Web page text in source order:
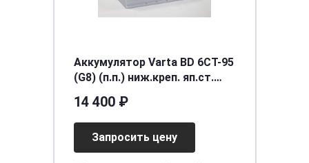
Аккумулятор Varta BD 6CT-95
(G8) (п.п.) ниж.креп. яп.ст.
14 400 ₽
Запросить цену